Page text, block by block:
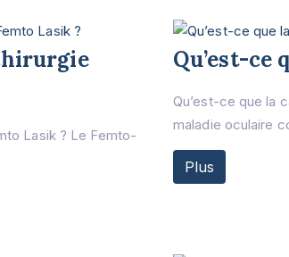
Lasik ? Le Femto-
Qu’est-ce
Qu’est-ce que la
maladie oculaire
Plus